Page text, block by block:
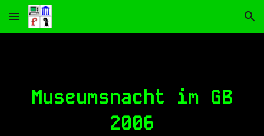
Skip to main content Skip to navigation
Museumsnacht im GB
2006